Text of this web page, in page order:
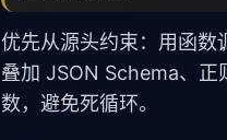
优先从源头约束：用函
叠加 JSON Schema、正
数，避免死循环。